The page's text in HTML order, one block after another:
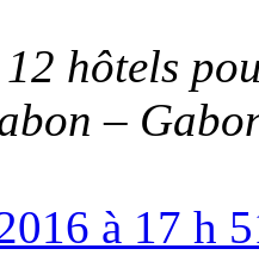
hôtels
–
à 17 h